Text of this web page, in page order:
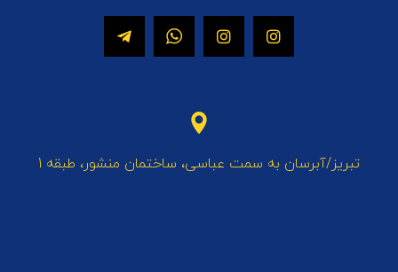
تبریز/آبرسان به سمت عباسی، ساختمان منشور، طبقه 1